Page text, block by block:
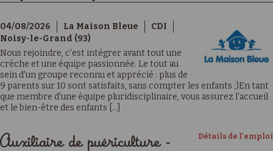
04/08/2026 La Maison Bleue
CDI
Noisy-le-Grand (93)
Nous rejoindre, c'est intégrer avant tout une
crèche et une équipe passionnée. Le tout au
sein d'un groupe reconnu et apprécié : plus de
9 parents sur 10 sont satisfaits, sans compter les enfants ;)En tant
que membre d'une équipe pluridisciplinaire, vous assurez l'accueil
et le bien-être des enfants [...]
Détails de l'emploi
Auxiliaire de puériculture -